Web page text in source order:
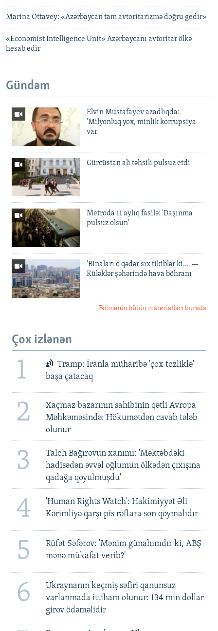
Marina Ottavey: «Azərbaycan tam avtoritarizmə doğru gedir»
«Economist Intelligence Unit» Azərbaycanı avtoritar ölkə
hesab edir
Gündəm
Elvin Mustafayev azadlıqda:
'Milyonluq yox, minlik korrupsiya
var'
Gürcüstan ali təhsili pulsuz etdi
Metroda 11 aylıq fasilə: 'Daşınma
pulsuz olsun'
'Binaları o qədər sıx tikiblər ki...' —
Küləklər şəhərində hava böhranı
Bölmənin bütün materialları burada
Çox izlənən
1
Tramp: İranla müharibə 'çox tezliklə'
başa çatacaq
2
Xaçmaz bazarının sahibinin qətli Avropa
Məhkəməsində: Hökumətdən cavab tələb
olunur
3
Taleh Bağırovun xanımı: 'Məktəbdəki
hadisədən əvvəl oğlumun ölkədən çıxışına
qadağa qoyulmuşdu'
4
'Human Rights Watch': Hakimiyyət Əli
Kərimliyə qarşı pis rəftara son qoymalıdır
5
Rüfət Səfərov: 'Mənim günahımdır ki, ABŞ
mənə mükafat verib?'
6
Ukraynanın keçmiş səfiri qanunsuz
varlanmada ittiham olunur: 134 min dollar
girov ödəməlidir